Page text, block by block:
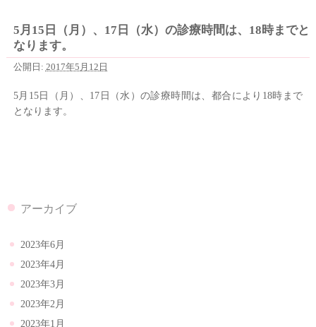
5月15日（月）、17日（水）の診療時間は、18時までと
なります。
公開日: 2017年5月12日
5月15日（月）、17日（水）の診療時間は、都合により18時まで
となります。
アーカイブ
2023年6月
2023年4月
2023年3月
2023年2月
2023年1月